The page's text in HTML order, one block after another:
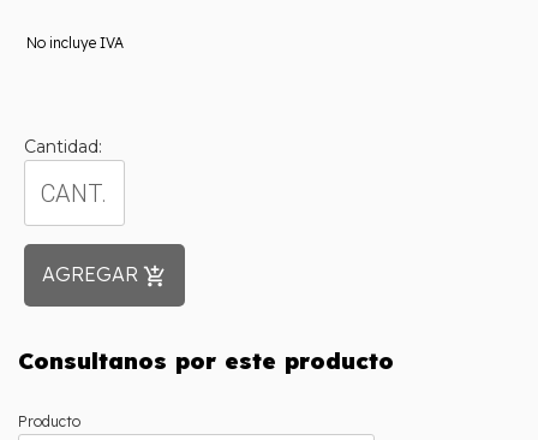
No incluye IVA
Cantidad:
AGREGAR add_shopping_cart
Consultanos por este producto
Producto